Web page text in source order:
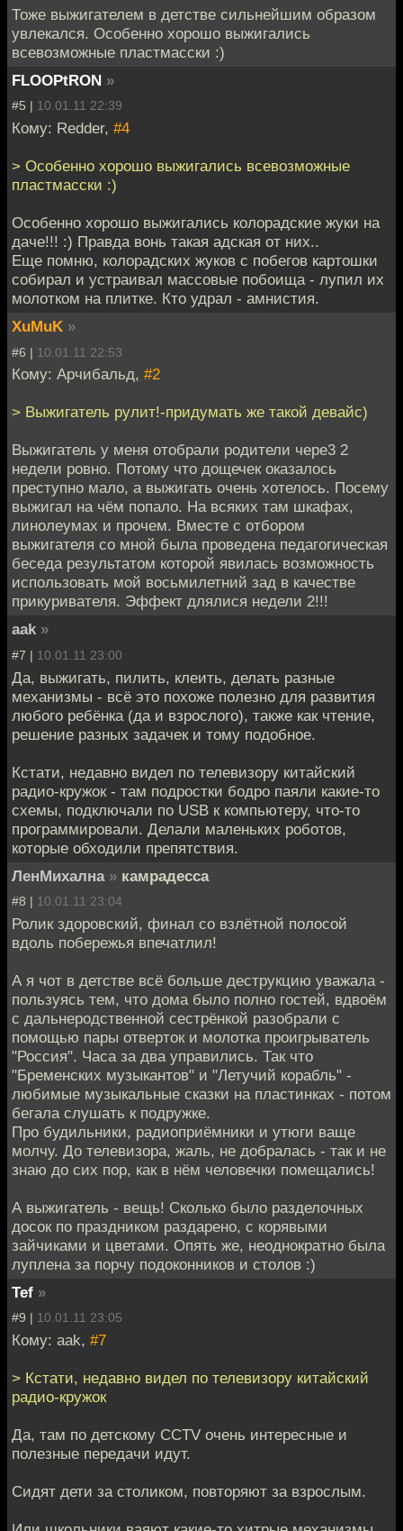
Тоже выжигателем в детстве сильнейшим образом
увлекался. Особенно хорошо выжигались
всевозможные пластмасски :)
FLOOPtRON »
#5 | 10.01.11 22:39
Кому: Redder, #4
> Особенно хорошо выжигались всевозможные
пластмасски :)
Особенно хорошо выжигались колорадские жуки на
даче!!! :) Правда вонь такая адская от них..
Еще помню, колорадских жуков с побегов картошки
собирал и устраивал массовые побоища - лупил их
молотком на плитке. Кто удрал - амнистия.
XuMuK »
#6 | 10.01.11 22:53
Кому: Арчибальд, #2
> Выжигатель рулит!-придумать же такой девайс)
Выжигатель у меня отобрали родители чере3 2
недели ровно. Потому что дощечек оказалось
преступно мало, а выжигать очень хотелось. Посему
выжигал на чём попало. На всяких там шкафах,
линолеумах и прочем. Вместе с отбором
выжигателя со мной была проведена педагогическая
беседа результатом которой явилась возможность
использовать мой восьмилетний зад в качестве
прикуривателя. Эффект длялися недели 2!!!
aak »
#7 | 10.01.11 23:00
Да, выжигать, пилить, клеить, делать разные
механизмы - всё это похоже полезно для развития
любого ребёнка (да и взрослого), также как чтение,
решение разных задачек и тому подобное.
Кстати, недавно видел по телевизору китайский
радио-кружок - там подростки бодро паяли какие-то
схемы, подключали по USB к компьютеру, что-то
программировали. Делали маленьких роботов,
которые обходили препятствия.
ЛенМихална » камрадесса
#8 | 10.01.11 23:04
Ролик здоровский, финал со взлётной полосой
вдоль побережья впечатлил!
А я чот в детстве всё больше деструкцию уважала -
пользуясь тем, что дома было полно гостей, вдвоём
с дальнеродственной сестрёнкой разобрали с
помощью пары отверток и молотка проигрыватель
"Россия". Часа за два управились. Так что
"Бременских музыкантов" и "Летучий корабль" -
любимые музыкальные сказки на пластинках - потом
бегала слушать к подружке.
Про будильники, радиоприёмники и утюги ваще
молчу. До телевизора, жаль, не добралась - так и не
знаю до сих пор, как в нём человечки помещались!
А выжигатель - вещь! Сколько было разделочных
досок по праздником раздарено, с корявыми
зайчиками и цветами. Опять же, неоднократно была
луплена за порчу подоконников и столов :)
Tef »
#9 | 10.01.11 23:05
Кому: aak, #7
> Кстати, недавно видел по телевизору китайский
радио-кружок
Да, там по детскому CCTV очень интересные и
полезные передачи идут.
Сидят дети за столиком, повторяют за взрослым.